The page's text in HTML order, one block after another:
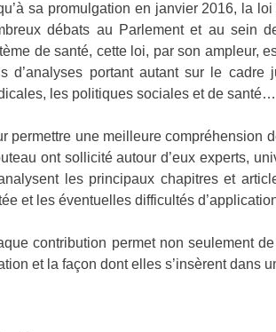
sa promulgation en janvier 2016, la
débats au Parlement et au sein
de santé, cette loi, par son ampleur,
d’analyses portant autant sur le
les politiques sociales et de santé…
permettre une meilleure compréhension
ont sollicité autour d’eux experts,
les principaux chapitres et
et les éventuelles difficultés
contribution permet non seulement
et la façon dont elles s’insèrent dans